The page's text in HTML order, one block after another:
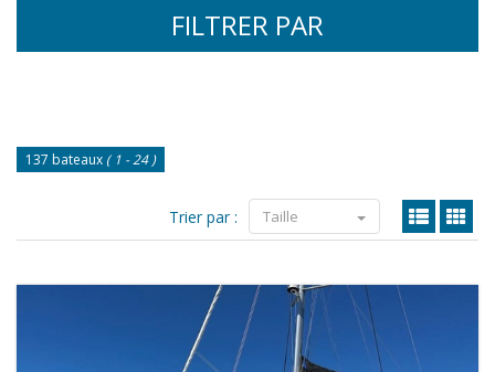
FILTRER PAR
137 bateaux ( 1 - 24 )
Trier par : Taille